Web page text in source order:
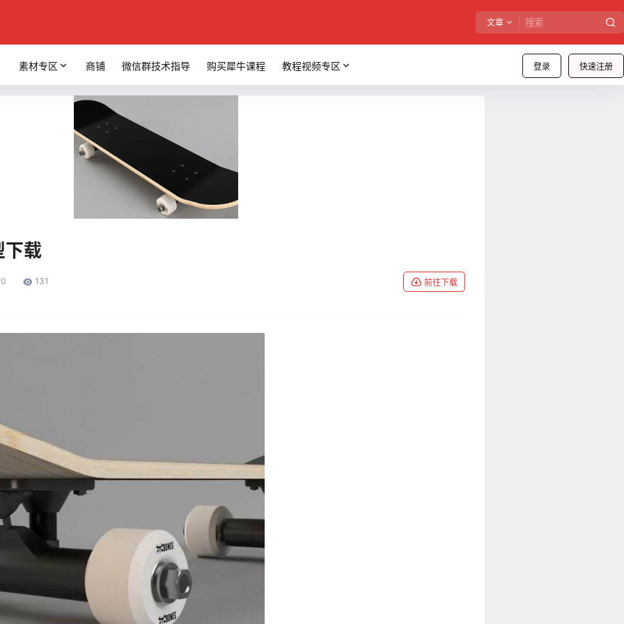
文章
登录 快速注册
素材专区 商铺 微信群技术指导 购买犀牛课程 教程视频专区
下载
0 131 前往下载